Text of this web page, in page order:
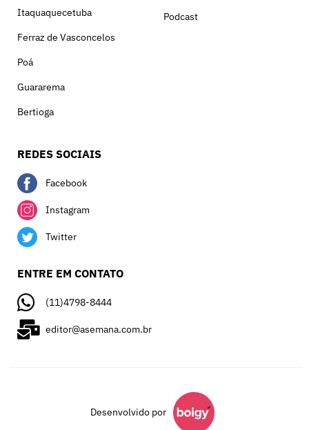
Itaquaquecetuba
Ferraz de Vasconcelos
Poá
Guararema
Bertioga
Podcast
REDES SOCIAIS
Facebook
Instagram
Twitter
ENTRE EM CONTATO
(11)4798-8444
editor@asemana.com.br
Desenvolvido por